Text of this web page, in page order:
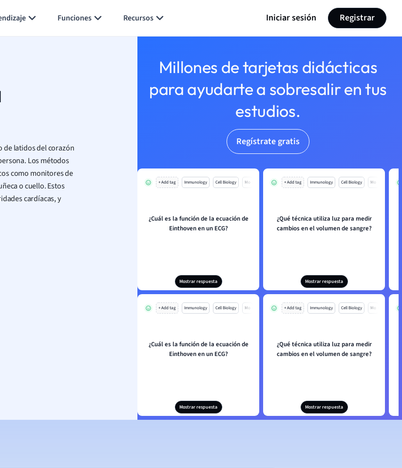
Funciones Recursos Iniciar sesión Registrar
de latidos del corazón
Los métodos
como monitores de
o cuello. Estos
cardíacas, y
Millones de tarjetas didácticas
para ayudarte a sobresalir en tus
estudios.
Regístrate gratis
+ Add tag Immunology Cell Biology Mo
¿Cuál es la función de la ecuación de
Einthoven en un ECG?
Mostrar respuesta
+ Add tag Immunology Cell Biology Mo
¿Qué técnica utiliza luz para medir
cambios en el volumen de sangre?
Mostrar respuesta
+ Add tag Immunology Cell Biology Mo
¿Cuál es la función de la ecuación de
Einthoven en un ECG?
Mostrar respuesta
+ Add tag Immunology Cell Biology Mo
¿Qué técnica utiliza luz para medir
cambios en el volumen de sangre?
Mostrar respuesta